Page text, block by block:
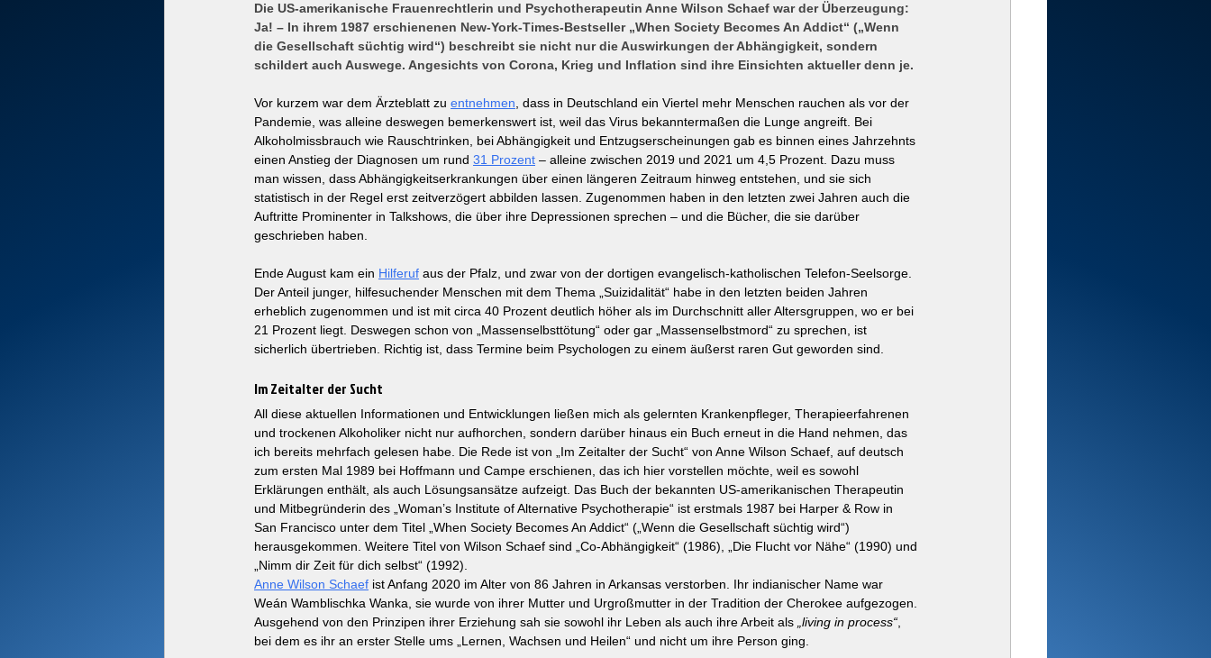
Die US-amerikanische Frauenrechtlerin und Psychotherapeutin Anne Wilson Schaef war der Überzeugung:
Ja! – In ihrem 1987 erschienenen New-York-Times-Bestseller „When Society Becomes An Addict“ („Wenn
die Gesellschaft süchtig wird“) beschreibt sie nicht nur die Auswirkungen der Abhängigkeit, sondern
schildert auch Auswege. Angesichts von Corona, Krieg und Inflation sind ihre Einsichten aktueller denn je.
Vor kurzem war dem Ärzteblatt zu entnehmen, dass in Deutschland ein Viertel mehr Menschen rauchen als vor der
Pandemie, was alleine deswegen bemerkenswert ist, weil das Virus bekanntermaßen die Lunge angreift. Bei
Alkoholmissbrauch wie Rauschtrinken, bei Abhängigkeit und Entzugserscheinungen gab es binnen eines Jahrzehnts
einen Anstieg der Diagnosen um rund 31 Prozent – alleine zwischen 2019 und 2021 um 4,5 Prozent. Dazu muss
man wissen, dass Abhängigkeitserkrankungen über einen längeren Zeitraum hinweg entstehen, und sie sich
statistisch in der Regel erst zeitverzögert abbilden lassen. Zugenommen haben in den letzten zwei Jahren auch die
Auftritte Prominenter in Talkshows, die über ihre Depressionen sprechen – und die Bücher, die sie darüber
geschrieben haben.
Ende August kam ein Hilferuf aus der Pfalz, und zwar von der dortigen evangelisch-katholischen Telefon-Seelsorge.
Der Anteil junger, hilfesuchender Menschen mit dem Thema „Suizidalität“ habe in den letzten beiden Jahren
erheblich zugenommen und ist mit circa 40 Prozent deutlich höher als im Durchschnitt aller Altersgruppen, wo er bei
21 Prozent liegt. Deswegen schon von „Massenselbsttötung“ oder gar „Massenselbstmord“ zu sprechen, ist
sicherlich übertrieben. Richtig ist, dass Termine beim Psychologen zu einem äußerst raren Gut geworden sind.
Im Zeitalter der Sucht
All diese aktuellen Informationen und Entwicklungen ließen mich als gelernten Krankenpfleger, Therapieerfahrenen
und trockenen Alkoholiker nicht nur aufhorchen, sondern darüber hinaus ein Buch erneut in die Hand nehmen, das
ich bereits mehrfach gelesen habe. Die Rede ist von „Im Zeitalter der Sucht“ von Anne Wilson Schaef, auf deutsch
zum ersten Mal 1989 bei Hoffmann und Campe erschienen, das ich hier vorstellen möchte, weil es sowohl
Erklärungen enthält, als auch Lösungsansätze aufzeigt. Das Buch der bekannten US-amerikanischen Therapeutin
und Mitbegründerin des „Woman’s Institute of Alternative Psychotherapie“ ist erstmals 1987 bei Harper & Row in
San Francisco unter dem Titel „When Society Becomes An Addict“ („Wenn die Gesellschaft süchtig wird“)
herausgekommen. Weitere Titel von Wilson Schaef sind „Co-Abhängigkeit“ (1986), „Die Flucht vor Nähe“ (1990) und
„Nimm dir Zeit für dich selbst“ (1992).
Anne Wilson Schaef ist Anfang 2020 im Alter von 86 Jahren in Arkansas verstorben. Ihr indianischer Name war
Weán Wamblischka Wanka, sie wurde von ihrer Mutter und Urgroßmutter in der Tradition der Cherokee aufgezogen.
Ausgehend von den Prinzipen ihrer Erziehung sah sie sowohl ihr Leben als auch ihre Arbeit als „living in process“,
bei dem es ihr an erster Stelle ums „Lernen, Wachsen und Heilen“ und nicht um ihre Person ging.